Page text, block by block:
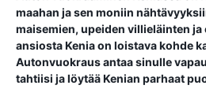
maahan ja sen moniin
maisemien, upeiden villieläinten
ansiosta Kenia on loistava kohde
Autonvuokraus antaa sinulle
tahtiisi ja löytää Kenian parhaat